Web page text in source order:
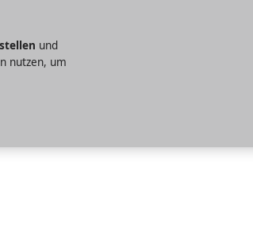
und
nutzen, um